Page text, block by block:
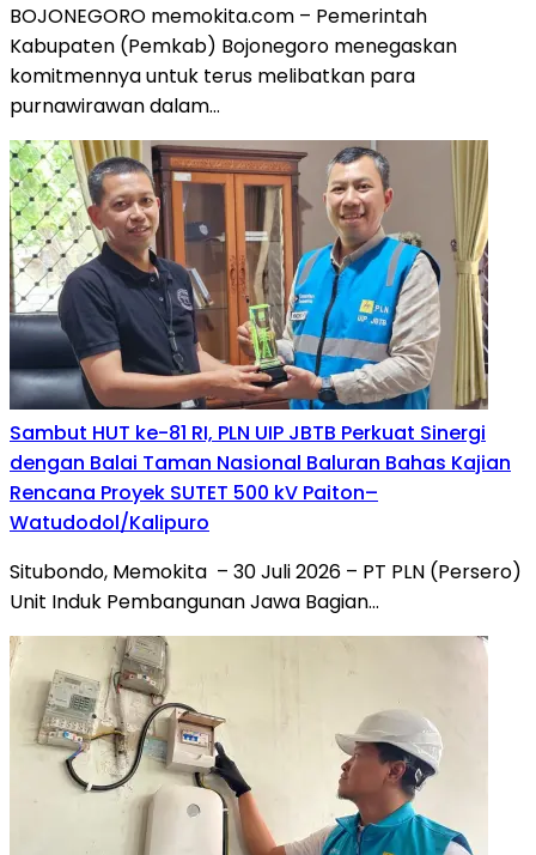
BOJONEGORO memokita.com – Pemerintah
Kabupaten (Pemkab) Bojonegoro menegaskan
komitmennya untuk terus melibatkan para
purnawirawan dalam…
Sambut HUT ke-81 RI, PLN UIP JBTB Perkuat Sinergi
dengan Balai Taman Nasional Baluran Bahas Kajian
Rencana Proyek SUTET 500 kV Paiton–
Watudodol/Kalipuro
Situbondo, Memokita – 30 Juli 2026 – PT PLN (Persero)
Unit Induk Pembangunan Jawa Bagian…